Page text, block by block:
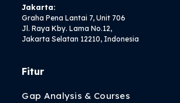
Jakarta:
Graha Pena Lantai 7, Unit 706
Jl. Raya Kby. Lama No.12,
Jakarta Selatan 12210, Indonesia
Fitur
Gap Analysis & Courses